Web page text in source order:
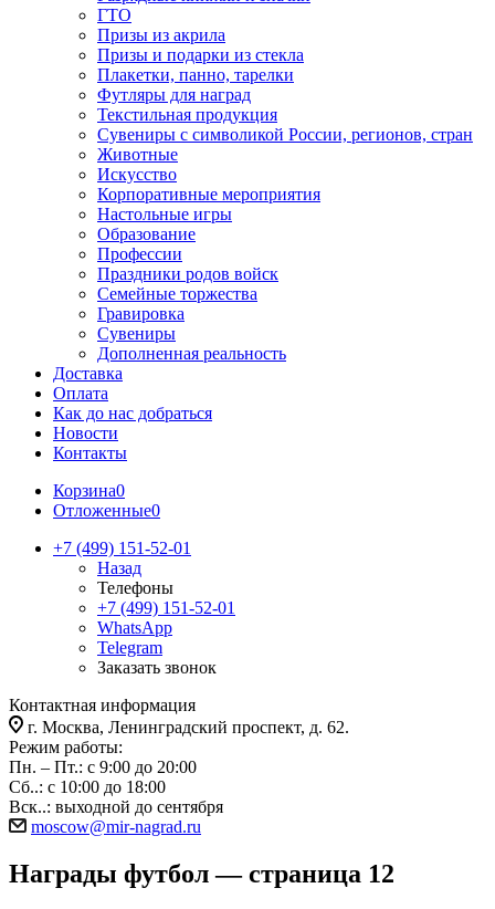
ГТО
Призы из акрила
Призы и подарки из стекла
Плакетки, панно, тарелки
Футляры для наград
Текстильная продукция
Сувениры с символикой России, регионов, стран
Животные
Искусство
Корпоративные мероприятия
Настольные игры
Образование
Профессии
Праздники родов войск
Семейные торжества
Гравировка
Сувениры
Дополненная реальность
Доставка
Оплата
Как до нас добраться
Новости
Контакты
Корзина0
Отложенные0
+7 (499) 151-52-01
Назад
Телефоны
+7 (499) 151-52-01
WhatsApp
Telegram
Заказать звонок
Контактная информация
г. Москва, Ленинградский проспект, д. 62.
Режим работы:
Пн. – Пт.: с 9:00 до 20:00
Сб..: с 10:00 до 18:00
Вск..: выходной до сентября
moscow@mir-nagrad.ru
Награды футбол — страница 12